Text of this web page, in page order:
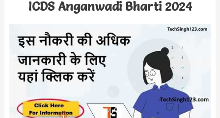
ICDS Anganwadi Bharti 2024